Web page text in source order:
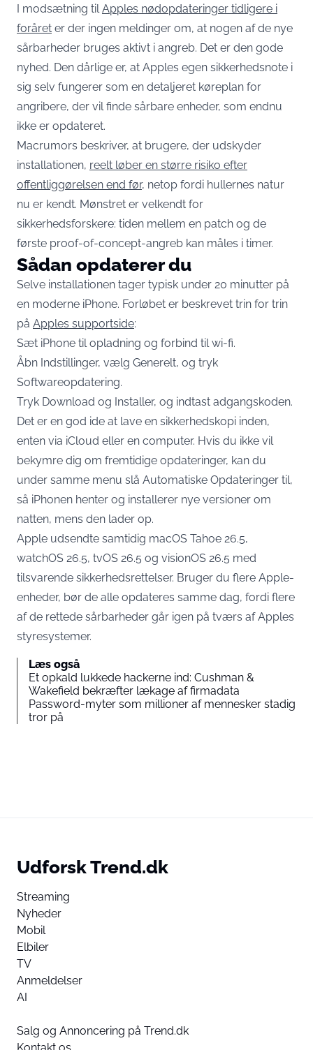
I modsætning til Apples nødopdateringer tidligere i
foråret er der ingen meldinger om, at nogen af de nye
sårbarheder bruges aktivt i angreb. Det er den gode
nyhed. Den dårlige er, at Apples egen sikkerhedsnote i
sig selv fungerer som en detaljeret køreplan for
angribere, der vil finde sårbare enheder, som endnu
ikke er opdateret.
Macrumors beskriver, at brugere, der udskyder
installationen, reelt løber en større risiko efter
offentliggørelsen end før, netop fordi hullernes natur
nu er kendt. Mønstret er velkendt for
sikkerhedsforskere: tiden mellem en patch og de
første proof-of-concept-angreb kan måles i timer.
Sådan opdaterer du
Selve installationen tager typisk under 20 minutter på
en moderne iPhone. Forløbet er beskrevet trin for trin
på Apples supportside:
Sæt iPhone til opladning og forbind til wi-fi.
Åbn Indstillinger, vælg Generelt, og tryk
Softwareopdatering.
Tryk Download og Installer, og indtast adgangskoden.
Det er en god ide at lave en sikkerhedskopi inden,
enten via iCloud eller en computer. Hvis du ikke vil
bekymre dig om fremtidige opdateringer, kan du
under samme menu slå Automatiske Opdateringer til,
så iPhonen henter og installerer nye versioner om
natten, mens den lader op.
Apple udsendte samtidig macOS Tahoe 26.5,
watchOS 26.5, tvOS 26.5 og visionOS 26.5 med
tilsvarende sikkerhedsrettelser. Bruger du flere Apple-
enheder, bør de alle opdateres samme dag, fordi flere
af de rettede sårbarheder går igen på tværs af Apples
styresystemer.
Læs også
Et opkald lukkede hackerne ind: Cushman &
Wakefield bekræfter lækage af firmadata
Password-myter som millioner af mennesker stadig
tror på
Udforsk Trend.dk
Streaming
Nyheder
Mobil
Elbiler
TV
Anmeldelser
AI
Salg og Annoncering på Trend.dk